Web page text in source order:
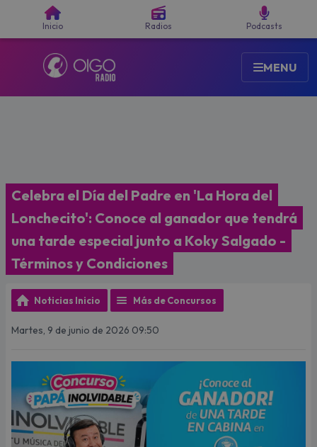
Inicio Radios Podcasts
MENU
Celebra el Día del Padre en 'La Hora del
Lonchecito': Conoce al ganador que tendrá
una tarde especial junto a Koky Salgado -
Términos y Condiciones
Noticias Inicio Más de Concursos
Martes, 9 de junio de 2026 09:50